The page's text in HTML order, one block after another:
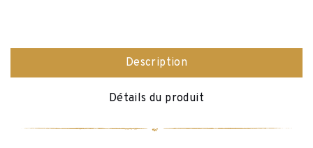
Description
Détails du produit